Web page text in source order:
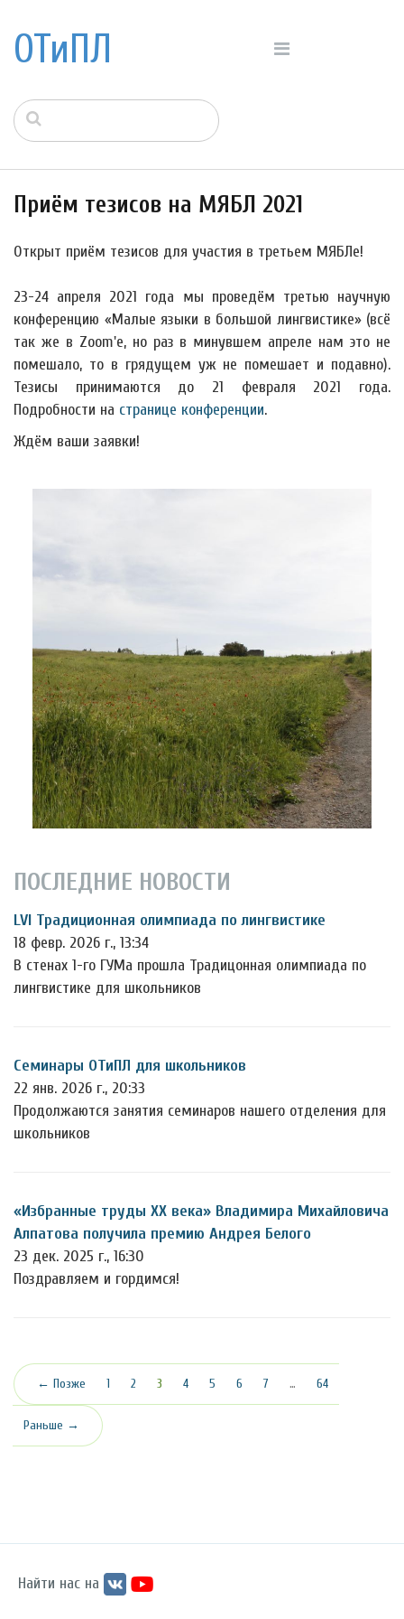
ОТиПЛ
Приём тезисов на МЯБЛ 2021
Открыт приём тезисов для участия в третьем МЯБЛе!
23-24 апреля 2021 года мы проведём третью научную
конференцию «Малые языки в большой лингвистике» (всё
так же в Zoom'е, но раз в минувшем апреле нам это не
помешало, то в грядущем уж не помешает и подавно).
Тезисы принимаются до 21 февраля 2021 года.
Подробности на странице конференции.
Ждём ваши заявки!
ПОСЛЕДНИЕ НОВОСТИ
LVI Традиционная олимпиада по лингвистике
18 февр. 2026 г., 13:34
В стенах 1-го ГУМа прошла Традицонная олимпиада по
лингвистике для школьников
Семинары ОТиПЛ для школьников
22 янв. 2026 г., 20:33
Продолжаются занятия семинаров нашего отделения для
школьников
«Избранные труды ХХ века» Владимира Михайловича
Алпатова получила премию Андрея Белого
23 дек. 2025 г., 16:30
Поздравляем и гордимся!
← Позже 1 2 3 (текущая)
4 5 6 7 … 64
Раньше →
Найти нас на